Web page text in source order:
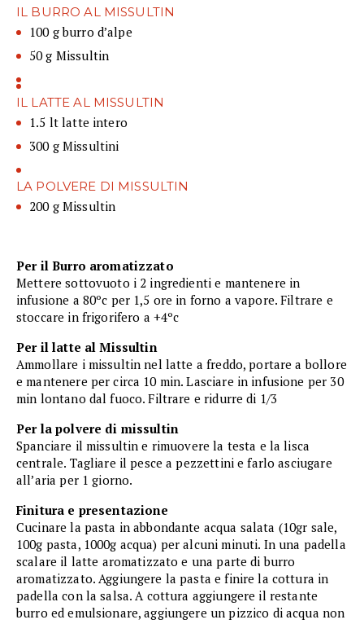
IL BURRO AL MISSULTIN
100 g burro d’alpe
50 g Missultin
IL LATTE AL MISSULTIN
1.5 lt latte intero
300 g Missultini
LA POLVERE DI MISSULTIN
200 g Missultin
Per il Burro aromatizzato
Mettere sottovuoto i 2 ingredienti e mantenere in
infusione a 80ºc per 1,5 ore in forno a vapore. Filtrare e
stoccare in frigorifero a +4ºc
Per il latte al Missultin
Ammollare i missultin nel latte a freddo, portare a bollore
e mantenere per circa 10 min. Lasciare in infusione per 30
min lontano dal fuoco. Filtrare e ridurre di 1/3
Per la polvere di missultin
Spanciare il missultin e rimuovere la testa e la lisca
centrale. Tagliare il pesce a pezzettini e farlo asciugare
all’aria per 1 giorno.
Finitura e presentazione
Cucinare la pasta in abbondante acqua salata (10gr sale,
100g pasta, 1000g acqua) per alcuni minuti. In una padella
scalare il latte aromatizzato e una parte di burro
aromatizzato. Aggiungere la pasta e finire la cottura in
padella con la salsa. A cottura aggiungere il restante
burro ed emulsionare, aggiungere un pizzico di acqua non